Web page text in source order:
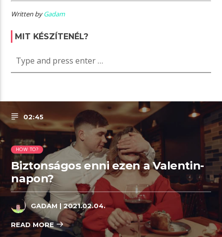
Written byGadam
MIT KÉSZÍTENÉL?
02:45
HOW TO?
Biztonságos enni ezen a Valentin-
napon?
GADAM | 2021.02.04.
READ MORE